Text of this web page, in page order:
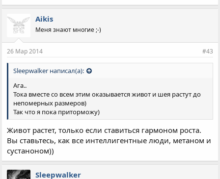
Aikis
Меня знают многие ;-)
26 Мар 2014 #43
Sleepwalker написал(а):
Ага..
Тока вместе со всем этим оказывается живот и шея растут до
непомерных размеров)
Так что я пока приторможу)
Живот растет, только если ставиться гармоном роста.
Вы ставьтесь, как все интеллигентные люди, метаном и
сустаноном))
Sleepwalker